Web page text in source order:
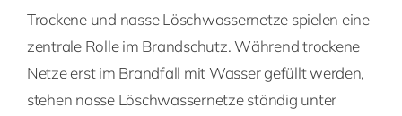
Trockene und nasse Löschwassernetze spielen eine
zentrale Rolle im Brandschutz. Während trockene
Netze erst im Brandfall mit Wasser gefüllt werden,
stehen nasse Löschwassernetze ständig unter